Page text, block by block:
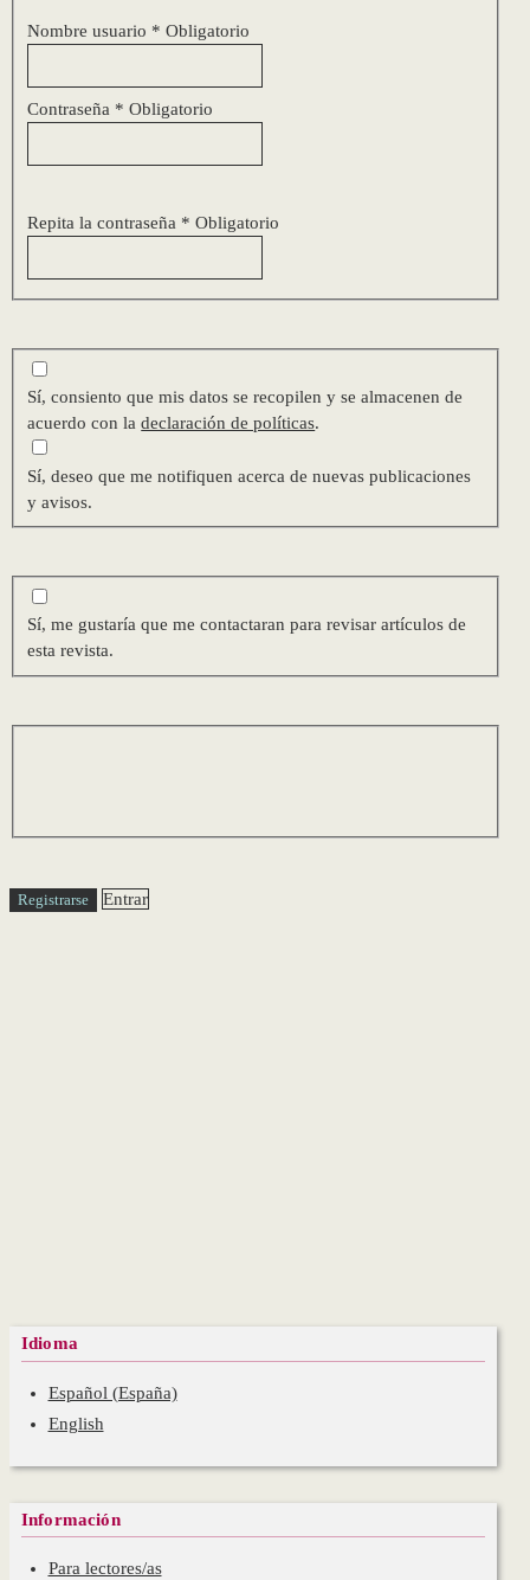
Nombre usuario * Obligatorio
Contraseña * Obligatorio
Repita la contraseña * Obligatorio
Sí, consiento que mis datos se recopilen y se almacenen de
acuerdo con ladeclaración de políticas.
Sí, deseo que me notifiquen acerca de nuevas publicaciones
y avisos.
Sí, me gustaría que me contactaran para revisar artículos de
esta revista.
Registrarse Entrar
Idioma
Español (España)
English
Información
Para lectores/as